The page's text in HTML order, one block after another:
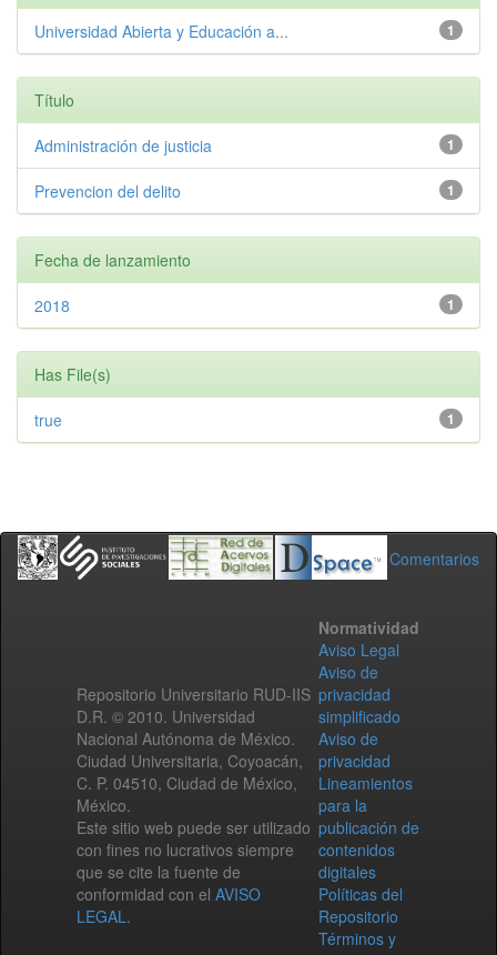
1
Universidad Abierta y Educación a...
Título
1
Administración de justicia
1
Prevencion del delito
Fecha de lanzamiento
1
2018
Has File(s)
1
true
Comentarios
Repositorio Universitario RUD-IIS
D.R. © 2010. Universidad
Nacional Autónoma de México.
Ciudad Universitaria, Coyoacán,
C. P. 04510, Ciudad de México,
México.
Este sitio web puede ser utilizado
con fines no lucrativos siempre
que se cite la fuente de
conformidad con el AVISO
LEGAL.
Normatividad
Aviso Legal
Aviso de
privacidad
simplificado
Aviso de
privacidad
Lineamientos
para la
publicación de
contenidos
digitales
Políticas del
Repositorio
Términos y